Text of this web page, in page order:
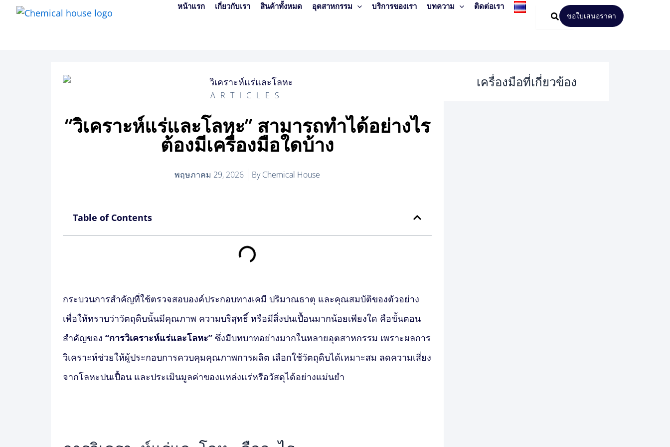
Skip
หน้าแรก เกี่ยวกับเรา สินค้าทั้งหมด อุตสาหกรรม บริการของเรา บทความ ติดต่อเรา
ขอใบเสนอราคา
ARTICLES
“วิเคราะห์แร่และโลหะ” สามารถทำได้อย่างไร
ต้องมีเครื่องมือใดบ้าง
พฤษภาคม 29, 2026 ByChemical House
Table of Contents
กระบวนการสำคัญที่ใช้ตรวจสอบองค์ประกอบทางเคมี ปริมาณธาตุ และคุณสมบัติของตัวอย่าง
เพื่อให้ทราบว่าวัตถุดิบนั้นมีคุณภาพ ความบริสุทธิ์ หรือมีสิ่งปนเปื้อนมากน้อยเพียงใด คือขั้นตอน
สำคัญของ “การวิเคราะห์แร่และโลหะ” ซึ่งมีบทบาทอย่างมากในหลายอุตสาหกรรม เพราะผลการ
วิเคราะห์ช่วยให้ผู้ประกอบการควบคุมคุณภาพการผลิต เลือกใช้วัตถุดิบได้เหมาะสม ลดความเสี่ยง
จากโลหะปนเปื้อน และประเมินมูลค่าของแหล่งแร่หรือวัสดุได้อย่างแม่นยำ
เครื่องมือที่เกี่ยวข้อง